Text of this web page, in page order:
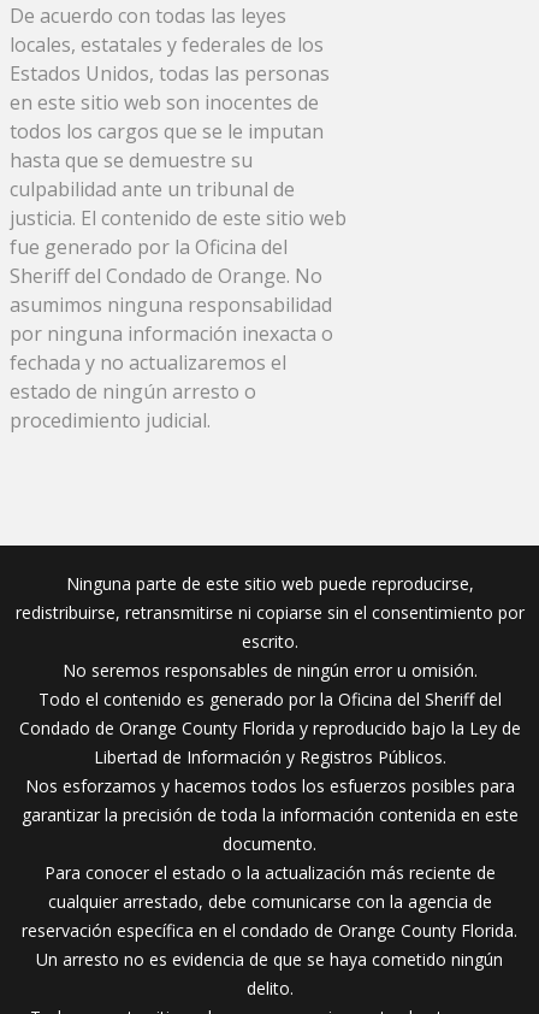
De acuerdo con todas las leyes
locales, estatales y federales de los
Estados Unidos, todas las personas
en este sitio web son inocentes de
todos los cargos que se le imputan
hasta que se demuestre su
culpabilidad ante un tribunal de
justicia. El contenido de este sitio web
fue generado por la Oficina del
Sheriff del Condado de Orange. No
asumimos ninguna responsabilidad
por ninguna información inexacta o
fechada y no actualizaremos el
estado de ningún arresto o
procedimiento judicial.
Ninguna parte de este sitio web puede reproducirse,
redistribuirse, retransmitirse ni copiarse sin el consentimiento por
escrito.
No seremos responsables de ningún error u omisión.
Todo el contenido es generado por la Oficina del Sheriff del
Condado de Orange County Florida y reproducido bajo la Ley de
Libertad de Información y Registros Públicos.
Nos esforzamos y hacemos todos los esfuerzos posibles para
garantizar la precisión de toda la información contenida en este
documento.
Para conocer el estado o la actualización más reciente de
cualquier arrestado, debe comunicarse con la agencia de
reservación específica en el condado de Orange County Florida.
Un arresto no es evidencia de que se haya cometido ningún
delito.